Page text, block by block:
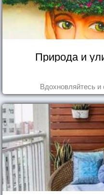
Природа и
Вдохновляйтесь